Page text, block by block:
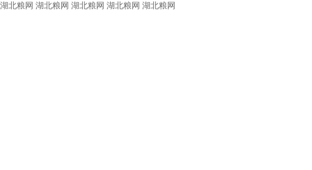
湖北粮网 湖北粮网 湖北粮网 湖北粮网 湖北粮网